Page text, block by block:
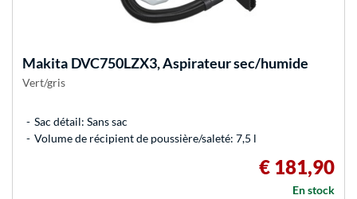
Makita DVC750LZX3, Aspirateur sec/humide
Vert/gris
Sac détail: Sans sac
Volume de récipient de poussière/saleté: 7,5 l
€ 181,90
En stock